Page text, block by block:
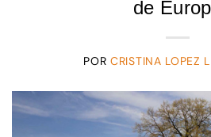
de
POR CRISTINA LOPEZ